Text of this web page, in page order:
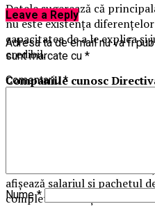
Datele sugerează că
nu este existența
capacitatea de a le explica
credibil.
Companiile cunosc
Majoritatea angajaților și
angajați au auzit deja de
10 spun că ar fi mai
afișează salariul și pachetul
complet în anunțurile de
Leave a Reply
Adresa ta de email nu va fi
sunt marcate cu *
Comentariu*
Nume*